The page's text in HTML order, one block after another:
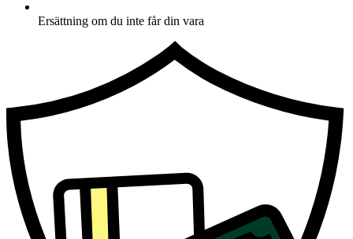
Ersättning om du inte får din vara